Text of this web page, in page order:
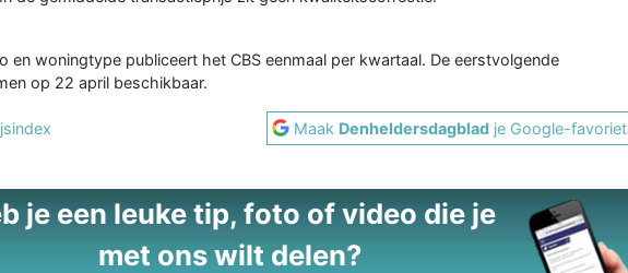
en woningtype publiceert het CBS eenmaal per kwartaal. De eerstvolgende
op 22 april beschikbaar.
Maak Denheldersdagblad je Google-favoriet
je een leuke tip, foto of video die je
met ons wilt delen?